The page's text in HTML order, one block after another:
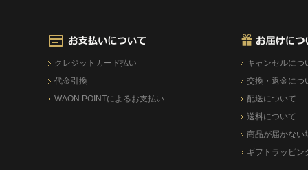
クレジットカード払い
代金引換
WAON POINTによるお支払い
キャンセルにつ
交換・返金につ
配送について
送料について
商品が届かない
ギフトラッピン